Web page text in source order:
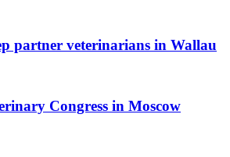
partner veterinarians in Wallau
Congress in Moscow